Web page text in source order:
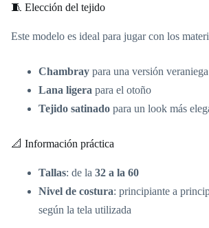
🧵 Elección del tejido
Este modelo es ideal para jugar con los
Chambray para una versión veraniega
Lana ligera para el otoño
Tejido satinado para un look más
📐 Información práctica
Tallas: de la 32 a la 60
Nivel de costura: principiante a
según la tela utilizada